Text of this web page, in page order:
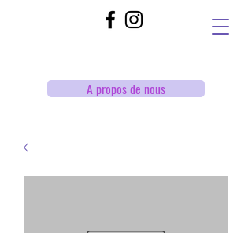
A propos de nous